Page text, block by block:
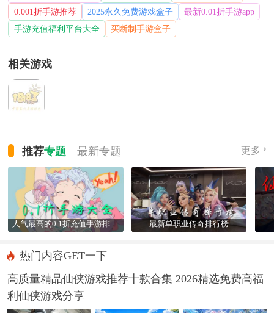
0.001折手游推荐
2025永久免费游戏盒子
最新0.01折手游app
手游充值福利平台大全
买断制手游盒子
相关游戏
推荐专题 最新专题 更多
人气最高的0.1折充值手游排行榜 最新单职业传奇排行榜
热门内容GET一下
高质量精品仙侠游戏推荐十款合集 2026精选免费高福
利仙侠游戏分享